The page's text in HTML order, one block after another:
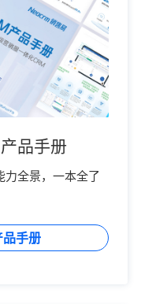
品手册
力全景，一本全了
手册